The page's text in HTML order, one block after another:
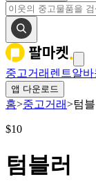
중고거래 렌트알바
앱 다운로드
홈>중고거래>텀
$10
텀블러